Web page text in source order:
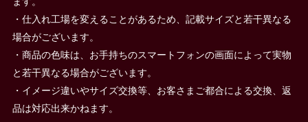
・仕入れ工場を変えることがあるため、記載サイズと若干異なる
場合がございます。
・商品の色味は、お手持ちのスマートフォンの画面によって実物
と若干異なる場合がございます。
・イメージ違いやサイズ交換等、お客さまご都合による交換、返
品は対応出来かねます。